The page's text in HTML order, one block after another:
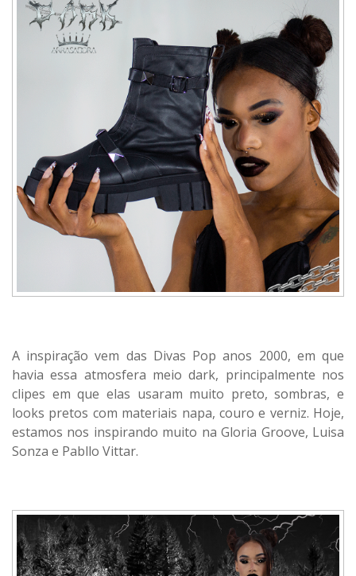
A inspiração vem das Divas Pop anos 2000, em que
havia essa atmosfera meio dark, principalmente nos
clipes em que elas usaram muito preto, sombras, e
looks pretos com materiais napa, couro e verniz. Hoje,
estamos nos inspirando muito na Gloria Groove, Luisa
Sonza e Pabllo Vittar.